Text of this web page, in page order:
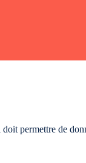
permettre de